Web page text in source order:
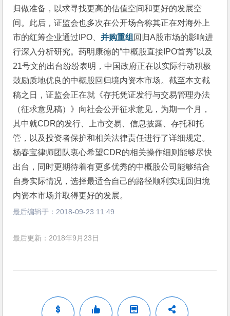
归做准备，以求寻找更高的估值空间和更好的发展空
间。此后，证监会也多次在公开场合称其正在对海外上
市的红筹企业通过IPO、并购重组 回归A股市场的影响进
行深入分析研究。药明康德的“中概股直接IPO首秀”以及
21号文的出台纷纷表明，中国政府正在以实际行动积极
鼓励质地优良的中概股回归境内资本市场。截至本文截
稿之日，证监会正在就《存托凭证发行与交易管理办法
（征求意见稿）》向社会公开征求意见，为期一个月，
其中就CDR的发行、上市交易、信息披露、存托和托
管，以及投资者保护和相关法律责任进行了详细规定。
杨春宝律师团队衷心希望CDR的相关操作细则能够尽快
出台，同时更期待着有更多优秀的中概股公司能够结合
自身实际情况，选择最适合自己的路径顺利实现回归境
内资本市场并取得更好的发展。
最后编辑于： 2018-09-23 11:49
最后更新：2018年9月23日